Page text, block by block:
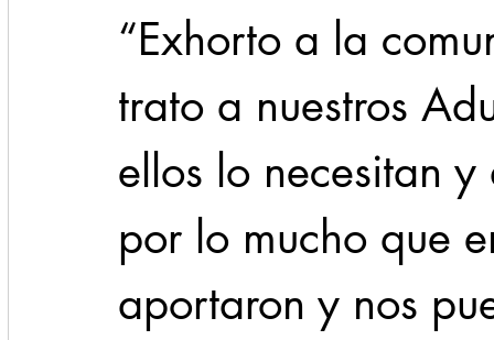
“Exhorto a la
trato a nuestros
ellos lo necesitan
por lo mucho que
aportaron y nos